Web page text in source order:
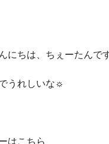
にちは、ちぇーたんで
うれしいな☼
はこちら